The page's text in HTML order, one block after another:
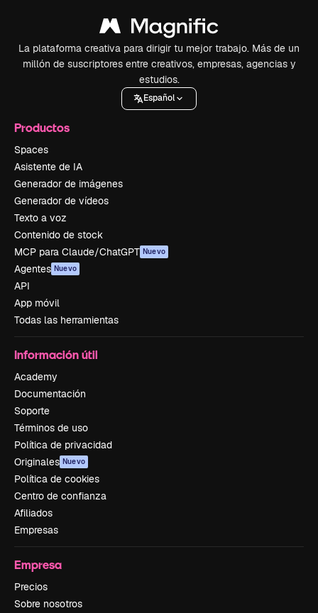
La plataforma creativa para dirigir tu mejor trabajo. Más de un
millón de suscriptores entre creativos, empresas, agencias y
estudios.
Español
Productos
Spaces
Asistente de IA
Generador de imágenes
Generador de vídeos
Texto a voz
Contenido de stock
MCP para Claude/ChatGPT Nuevo
Agentes Nuevo
API
App móvil
Todas las herramientas
Información útil
Academy
Documentación
Soporte
Términos de uso
Política de privacidad
Originales Nuevo
Política de cookies
Centro de confianza
Afiliados
Empresas
Empresa
Precios
Sobre nosotros